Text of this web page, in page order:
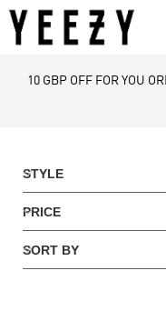
10 GBP OFF FOR YOU
STYLE
PRICE
SORT BY